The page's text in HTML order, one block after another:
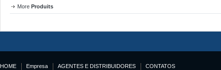
More Produits
HOME Empresa AGENTES E DISTRIBUIDORES CONTATOS